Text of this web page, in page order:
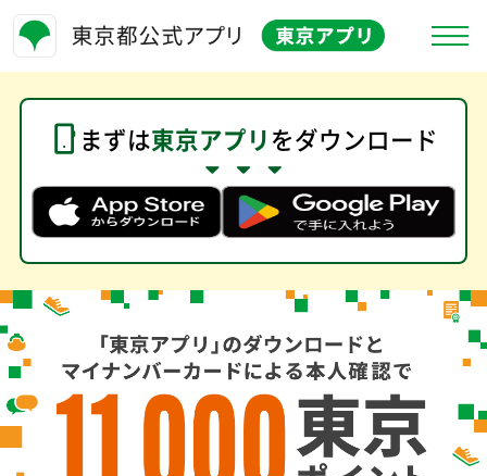
東京アプリとは
、リンク
お知らせ
、リンク
よくある質問
、リンク
、リンク
、リンク
生活応援事業
、リンク
まずは東京アプリをダウンロード